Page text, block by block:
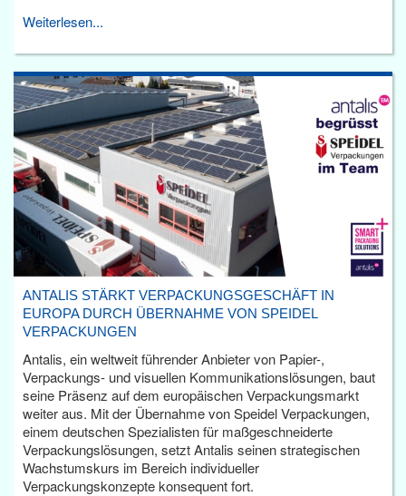
Weiterlesen...
ANTALIS STÄRKT VERPACKUNGSGESCHÄFT IN
EUROPA DURCH ÜBERNAHME VON SPEIDEL
VERPACKUNGEN
Antalis, ein weltweit führender Anbieter von Papier-,
Verpackungs- und visuellen Kommunikationslösungen, baut
seine Präsenz auf dem europäischen Verpackungsmarkt
weiter aus. Mit der Übernahme von Speidel Verpackungen,
einem deutschen Spezialisten für maßgeschneiderte
Verpackungslösungen, setzt Antalis seinen strategischen
Wachstumskurs im Bereich individueller
Verpackungskonzepte konsequent fort.